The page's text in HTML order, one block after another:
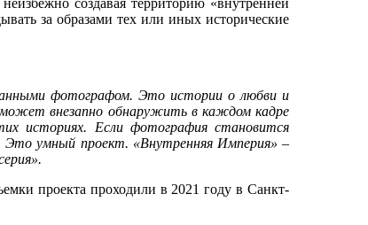
создавая территорию «внутренней
за образами тех или иных исторические
фотографом. Это истории о любви и
может внезапно обнаружить в каждом кадре
историях. Если фотография становится
Это умный проект. «Внутренняя Империя» –
проекта проходили в 2021 году в Санкт-